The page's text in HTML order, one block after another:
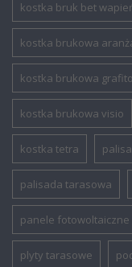
kostka bruk bet
kostka brukowa
kostka brukowa
kostka brukowa visio
kostka tetra
palisada tarasowa
panele
plyty tarasowe